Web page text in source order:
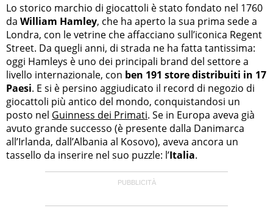
Lo storico marchio di giocattoli è stato fondato nel 1760
da William Hamley, che ha aperto la sua prima sede a
Londra, con le vetrine che affacciano sull’iconica Regent
Street. Da quegli anni, di strada ne ha fatta tantissima:
oggi Hamleys è uno dei principali brand del settore a
livello internazionale, con ben 191 store distribuiti in 17
Paesi. E si è persino aggiudicato il record di negozio di
giocattoli più antico del mondo, conquistandosi un
posto nel Guinness dei Primati. Se in Europa aveva già
avuto grande successo (è presente dalla Danimarca
all’Irlanda, dall’Albania al Kosovo), aveva ancora un
tassello da inserire nel suo puzzle: l’Italia.